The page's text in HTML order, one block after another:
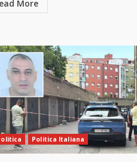
More
Politica Italiana